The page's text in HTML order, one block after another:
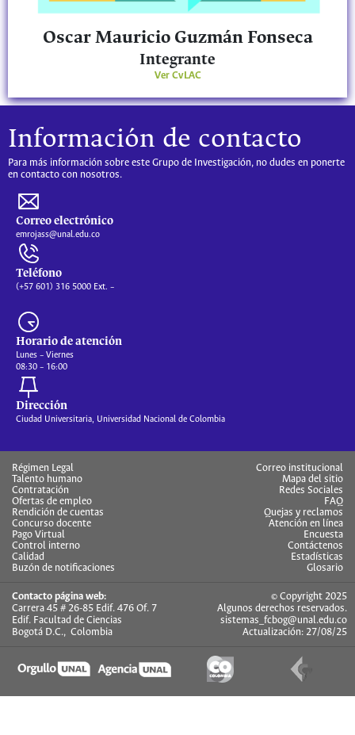
Oscar Mauricio Guzmán Fonseca
Integrante
Ver CvLAC
Información de contacto
Para más información sobre este Grupo de Investigación, no dudes en ponerte
en contacto con nosotros.
Correo electrónico
emrojass@unal.edu.co
Teléfono
(+57 601) 316 5000 Ext. –
Horario de atención
Lunes – Viernes
08:30 – 16:00
Dirección
Ciudad Universitaria, Universidad Nacional de Colombia
Régimen Legal
Talento humano
Contratación
Ofertas de empleo
Rendición de cuentas
Concurso docente
Pago Virtual
Control interno
Calidad
Buzón de notificaciones
Correo institucional
Mapa del sitio
Redes Sociales
FAQ
Quejas y reclamos
Atención en línea
Encuesta
Contáctenos
Estadísticas
Glosario
Contacto página web:
Carrera 45 # 26-85 Edif. 476 Of. 7
Edif. Facultad de Ciencias
Bogotá D.C., Colombia
© Copyright 2025
Algunos derechos reservados.
sistemas_fcbog@unal.edu.co
Actualización: 27/08/25